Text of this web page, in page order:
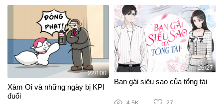
22/100
Xàm Oi và những ngày bị KPI
đuổi
26/27
Bạn gái siêu sao của tổng tài